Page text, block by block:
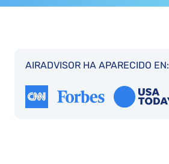
AIRADVISOR HA APARECIDO EN: